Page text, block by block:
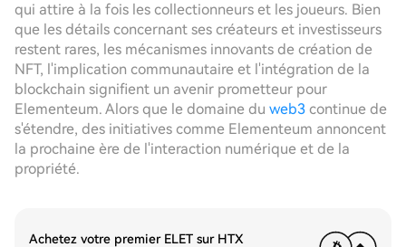
qui attire à la fois les collectionneurs et les joueurs. Bien
que les détails concernant ses créateurs et investisseurs
restent rares, les mécanismes innovants de création de
NFT, l'implication communautaire et l'intégration de la
blockchain signifient un avenir prometteur pour
Elementeum. Alors que le domaine du web3 continue de
s'étendre, des initiatives comme Elementeum annoncent
la prochaine ère de l'interaction numérique et de la
propriété.
Achetez votre premier ELET sur HTX